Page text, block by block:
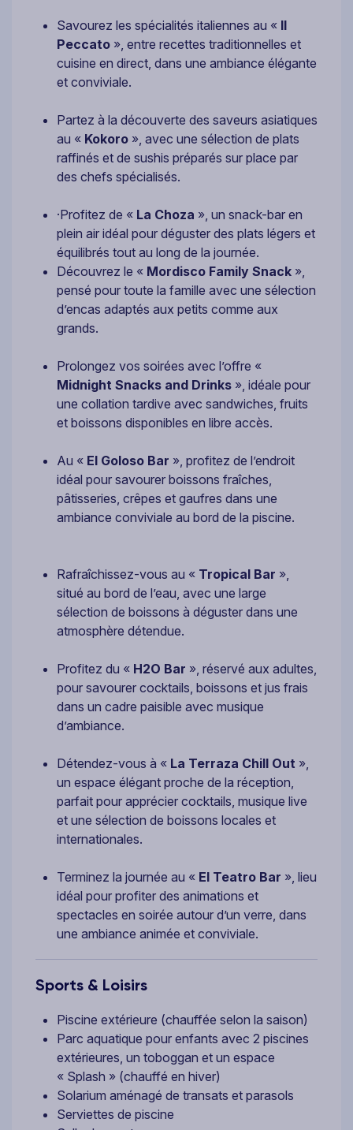
Savourez les spécialités italiennes au « Il
Peccato », entre recettes traditionnelles et
cuisine en direct, dans une ambiance élégante
et conviviale.
Partez à la découverte des saveurs asiatiques
au « Kokoro », avec une sélection de plats
raffinés et de sushis préparés sur place par
des chefs spécialisés.
·Profitez de « La Choza », un snack-bar en
plein air idéal pour déguster des plats légers et
équilibrés tout au long de la journée.
Découvrez le « Mordisco Family Snack »,
pensé pour toute la famille avec une sélection
d’encas adaptés aux petits comme aux
grands.
Prolongez vos soirées avec l’offre «
Midnight Snacks and Drinks », idéale pour
une collation tardive avec sandwiches, fruits
et boissons disponibles en libre accès.
Au « El Goloso Bar », profitez de l’endroit
idéal pour savourer boissons fraîches,
pâtisseries, crêpes et gaufres dans une
ambiance conviviale au bord de la piscine.
Rafraîchissez-vous au « Tropical Bar »,
situé au bord de l’eau, avec une large
sélection de boissons à déguster dans une
atmosphère détendue.
Profitez du « H2O Bar », réservé aux adultes,
pour savourer cocktails, boissons et jus frais
dans un cadre paisible avec musique
d’ambiance.
Détendez-vous à « La Terraza Chill Out »,
un espace élégant proche de la réception,
parfait pour apprécier cocktails, musique live
et une sélection de boissons locales et
internationales.
Terminez la journée au « El Teatro Bar », lieu
idéal pour profiter des animations et
spectacles en soirée autour d’un verre, dans
une ambiance animée et conviviale.
Sports & Loisirs
Piscine extérieure (chauffée selon la saison)
Parc aquatique pour enfants avec 2 piscines
extérieures, un toboggan et un espace
« Splash » (chauffé en hiver)
Solarium aménagé de transats et parasols
Serviettes de piscine